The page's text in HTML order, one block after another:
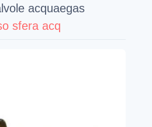
acquaegas
sfera acq